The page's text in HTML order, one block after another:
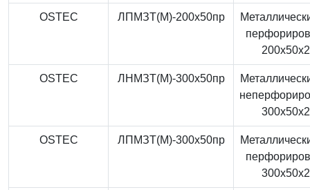
OSTEC ЛПМЗТ(М)-200x50пр
OSTEC ЛНМЗТ(М)-300x50пр
OSTEC ЛПМЗТ(М)-300x50пр